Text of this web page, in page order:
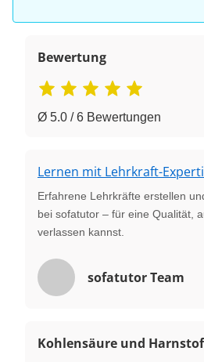
Bewertung
Ø 5.0 / 6 Bewertungen
Lernen mit Lehrkraft-
Erfahrene Lehrkräfte erstellen
bei sofatutor – für eine Qualität,
verlassen kannst.
sofatutor Team
Kohlensäure und